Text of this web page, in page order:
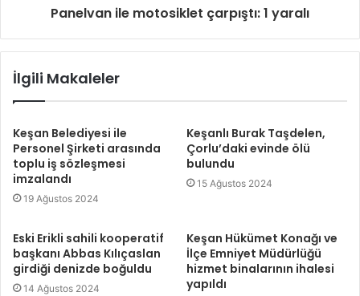
Panelvan ile motosiklet çarpıştı: 1 yaralı
İlgili Makaleler
Keşan Belediyesi ile
Personel Şirketi arasında
toplu iş sözleşmesi
imzalandı
19 Ağustos 2024
Keşanlı Burak Taşdelen,
Çorlu’daki evinde ölü
bulundu
15 Ağustos 2024
Eski Erikli sahili kooperatif
başkanı Abbas Kılıçaslan
girdiği denizde boğuldu
14 Ağustos 2024
Keşan Hükümet Konağı ve
İlçe Emniyet Müdürlüğü
hizmet binalarının ihalesi
yapıldı